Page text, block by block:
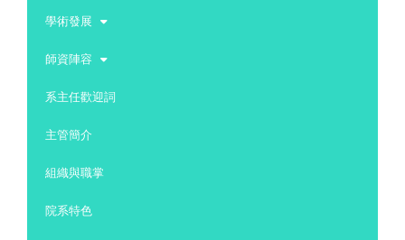
學術發展
師資陣容
系主任歡迎詞
主管簡介
組織與職掌
院系特色